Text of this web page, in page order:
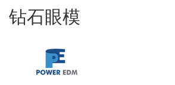
钻石眼模